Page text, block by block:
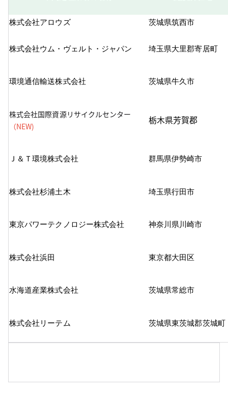
株式会社アロウズ 茨城県筑西市
株式会社ウム・ヴェルト・ジャパン 埼玉県大里郡寄居町
環境通信輸送株式会社 茨城県牛久市
株式会社国際資源リサイクルセンター
（NEW)
栃木県芳賀郡
Ｊ＆Ｔ環境株式会社 群馬県伊勢崎市
株式会社杉浦土木 埼玉県行田市
東京パワーテクノロジー株式会社 神奈川県川崎市
株式会社浜田 東京都大田区
水海道産業株式会社 茨城県常総市
株式会社リーテム 茨城県東茨城郡茨城町